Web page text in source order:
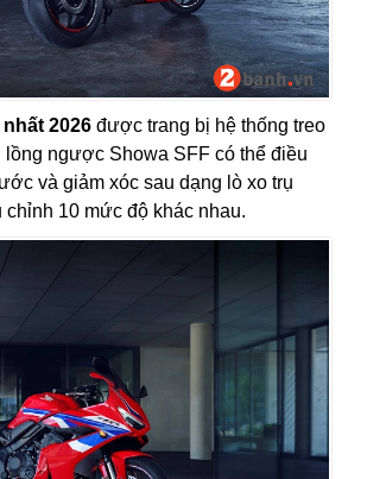
2026 được trang bị hệ thống treo
ngược Showa SFF có thể điều
và giảm xóc sau dạng lò xo trụ
10 mức độ khác nhau.